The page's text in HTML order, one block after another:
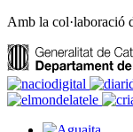
Amb la col·laboració